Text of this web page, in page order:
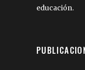
educación.